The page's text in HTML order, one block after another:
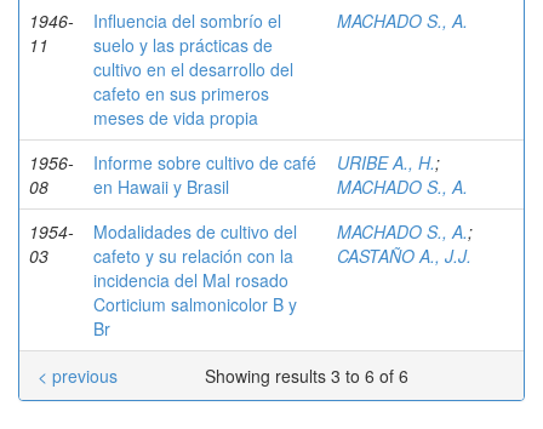
1946-
11
Influencia del sombrío el
suelo y las prácticas de
cultivo en el desarrollo del
cafeto en sus primeros
meses de vida propia
MACHADO S., A.
1956-
08
Informe sobre cultivo de café
en Hawaii y Brasil
URIBE A., H.;
MACHADO S., A.
1954-
03
Modalidades de cultivo del
cafeto y su relación con la
incidencia del Mal rosado
Corticium salmonicolor B y
Br
MACHADO S., A.;
CASTAÑO A., J.J.
Showing results 3 to 6 of 6
< previous